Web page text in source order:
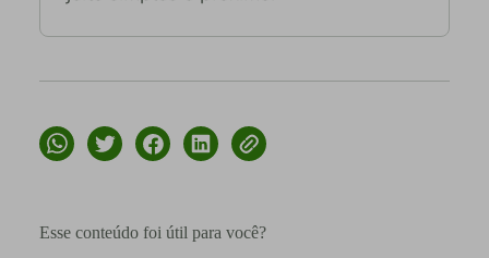
Esse conteúdo foi útil para você?